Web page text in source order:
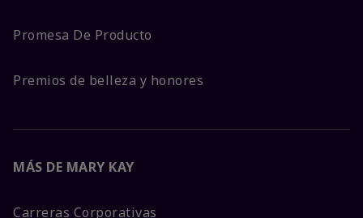
Promesa De Producto
Premios de belleza y honores
MÁS DE MARY KAY
Carreras Corporativas